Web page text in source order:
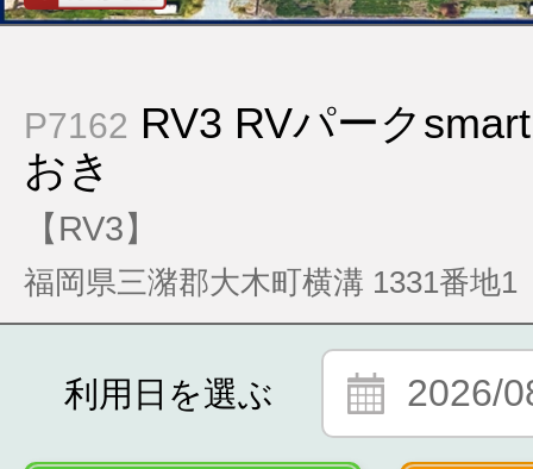
P7162 RV3 RVパーク
おき
【RV3】
福岡県三潴郡大木町横溝 1331番地1
利用日を選ぶ 2026/